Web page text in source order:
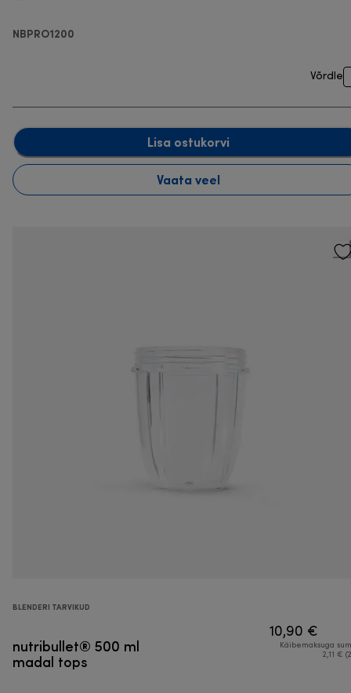
NBPRO1200
Võrdle
Lisa ostukorvi
Vaata veel
BLENDERI TARVIKUD
nutribullet® 500 ml
madal tops
10,90 €
Käibemaksuga
2,11 €